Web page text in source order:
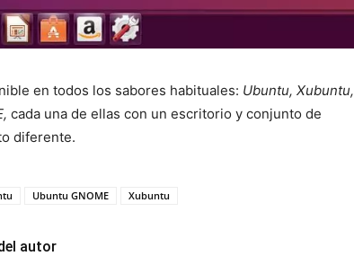
en todos los sabores habituales: Ubuntu, Xubuntu,
cada una de ellas con un escritorio y conjunto de
diferente.
Ubuntu GNOME Xubuntu
autor